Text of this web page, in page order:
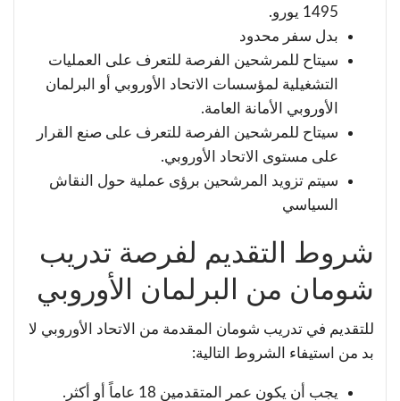
1495 يورو.
بدل سفر محدود
سيتاح للمرشحين الفرصة للتعرف على العمليات
التشغيلية لمؤسسات الاتحاد الأوروبي أو البرلمان
الأوروبي الأمانة العامة.
سيتاح للمرشحين الفرصة للتعرف على صنع القرار
على مستوى الاتحاد الأوروبي.
سيتم تزويد المرشحين برؤى عملية حول النقاش
السياسي
شروط التقديم لفرصة تدريب
شومان من البرلمان الأوروبي
للتقديم في تدريب شومان المقدمة من الاتحاد الأوروبي لا
بد من استيفاء الشروط التالية:
يجب أن يكون عمر المتقدمين 18 عاماً أو أكثر.